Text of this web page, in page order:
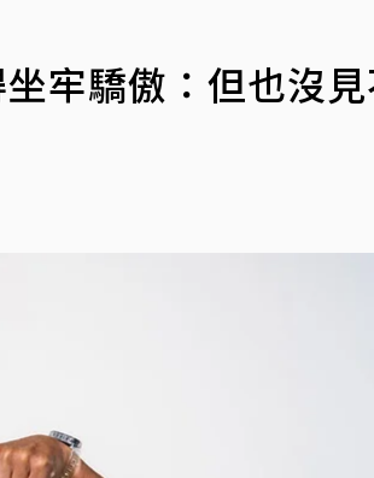
牢驕傲：但也沒